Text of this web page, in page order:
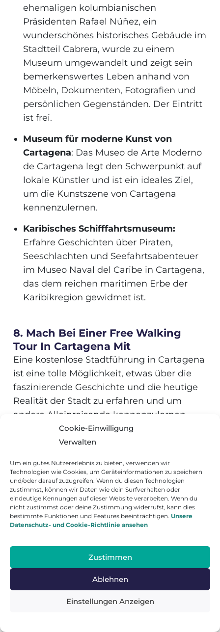
Cookie-Einwilligung
Verwalten
Um ein gutes Nutzererlebnis zu bieten, verwenden wir
Technologien wie Cookies, um Geräteinformationen zu speichern
und/oder darauf zuzugreifen. Wenn du diesen Technologien
zustimmst, können wir Daten wie dein Surfverhalten oder
eindeutige Kennungen auf dieser Website verarbeiten. Wenn du
nicht zustimmst oder deine Zustimmung widerrufst, kann dies
bestimmte Funktionen und Features beeinträchtigen. Unsere
Datenschutz- und Cookie-Richtlinie ansehen
Zustimmen
Ablehnen
Einstellungen Anzeigen
ehemaligen kolumbianischen
Präsidenten Rafael Núñez, ein
wunderschönes historisches Gebäude im
Stadtteil Cabrera, wurde zu einem
Museum umgewandelt und zeigt sein
bemerkenswertes Leben anhand von
Möbeln, Dokumenten, Fotografien und
persönlichen Gegenständen. Der Eintritt
ist frei.
Museum für moderne Kunst von
Cartagena: Das Museo de Arte Moderno
de Cartagena legt den Schwerpunkt auf
lokale Künstler und ist ein ideales Ziel,
um die Kunstszene von Cartagena
kennenzulernen.
Karibisches Schifffahrtsmuseum:
Erfahre Geschichten über Piraten,
Seeschlachten und Seefahrtsabenteuer
im Museo Naval del Caribe in Cartagena,
das dem reichen maritimen Erbe der
Karibikregion gewidmet ist.
8. Mach Bei Einer Free Walking
Tour In Cartagena Mit
Eine kostenlose Stadtführung in Cartagena
ist eine tolle Möglichkeit, etwas über die
faszinierende Geschichte und die heutige
Realität der Stadt zu erfahren und um
andere Alleinreisende kennenzulernen.
Bei Civitatis kannst dukostenlose Touren
und Englisch). Wenn dir die Tour gefallen
hat, lass ein Trinkgeld da, um deine
Wertschätzung zu zeigen.